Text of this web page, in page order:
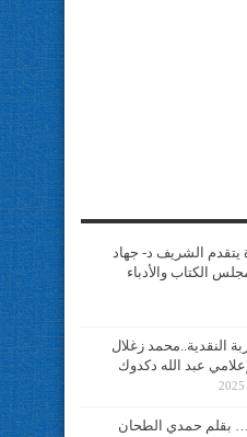
يتقدم الشريف د- جهاد
الكتاب والأدباء
النقدية..محمد زغلال
عبد الله دكدوك
… بقلم حمدي الطحان